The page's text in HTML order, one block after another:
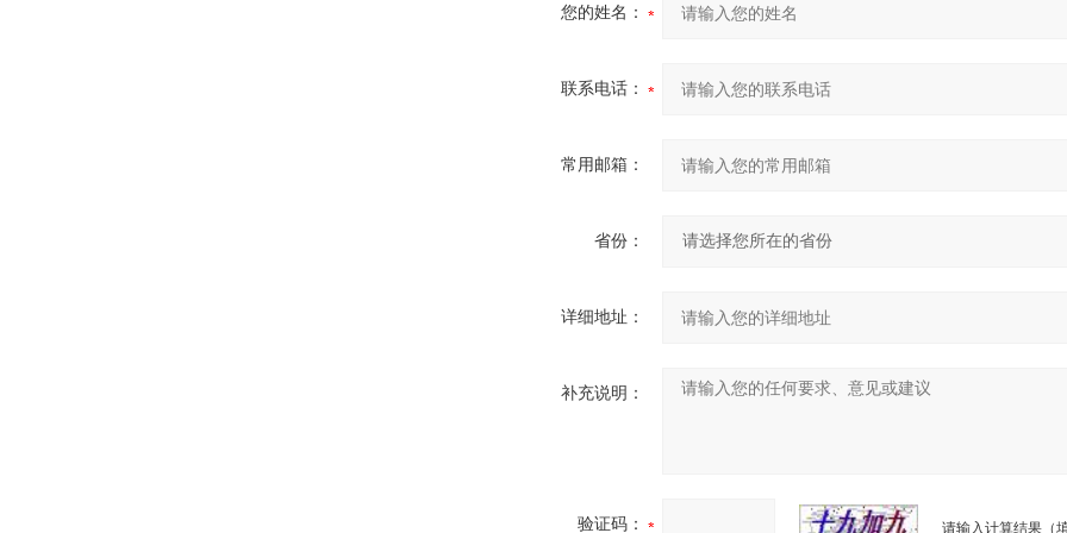
您的姓名：
联系电话：
常用邮箱：
省份：
详细地址：
补充说明：
验证码： 请输入计算结果（